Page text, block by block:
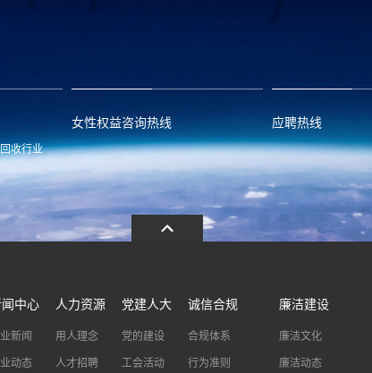
收行业
女性权益咨询热线
13486326037
应聘热线
0086-0573-
中心
新闻
动态
人力资源
用人理念
人才招聘
党建人大
党的建设
工会活动
诚信合规
合规体系
行为准则
廉洁建设
廉洁文化
廉洁动态